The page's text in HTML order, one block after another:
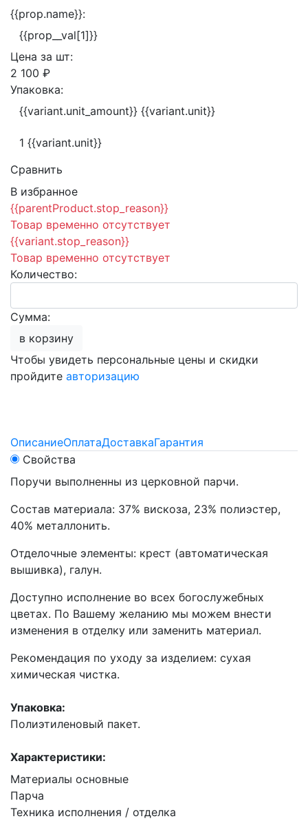
{{prop.name}}:
{{prop__val[1]}}
Цена за шт:
2 100 ₽
Упаковка:
{{variant.unit_amount}} {{variant.unit}}
1 {{variant.unit}}
Сравнить
В избранное
{{parentProduct.stop_reason}}
Товар временно отсутствует
{{variant.stop_reason}}
Товар временно отсутствует
Количество:
Сумма:
в корзину
Чтобы увидеть персональные цены и скидки
пройдите авторизацию
ОписаниеОплатаДоставкаГарантия
Свойства
Поручи выполненны из церковной парчи.
Состав материала: 37% вискоза, 23% полиэстер,
40% металлонить.
Отделочные элементы: крест (автоматическая
вышивка), галун.
Доступно исполнение во всех богослужебных
цветах. По Вашему желанию мы можем внести
изменения в отделку или заменить материал.
Рекомендация по уходу за изделием: сухая
химическая чистка.
Упаковка:
Полиэтиленовый пакет.
Характеристики:
Материалы основные
Парча
Техника исполнения / отделка